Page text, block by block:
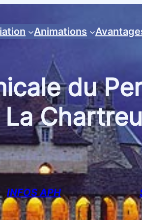
Animations
du
La
INFOS APH